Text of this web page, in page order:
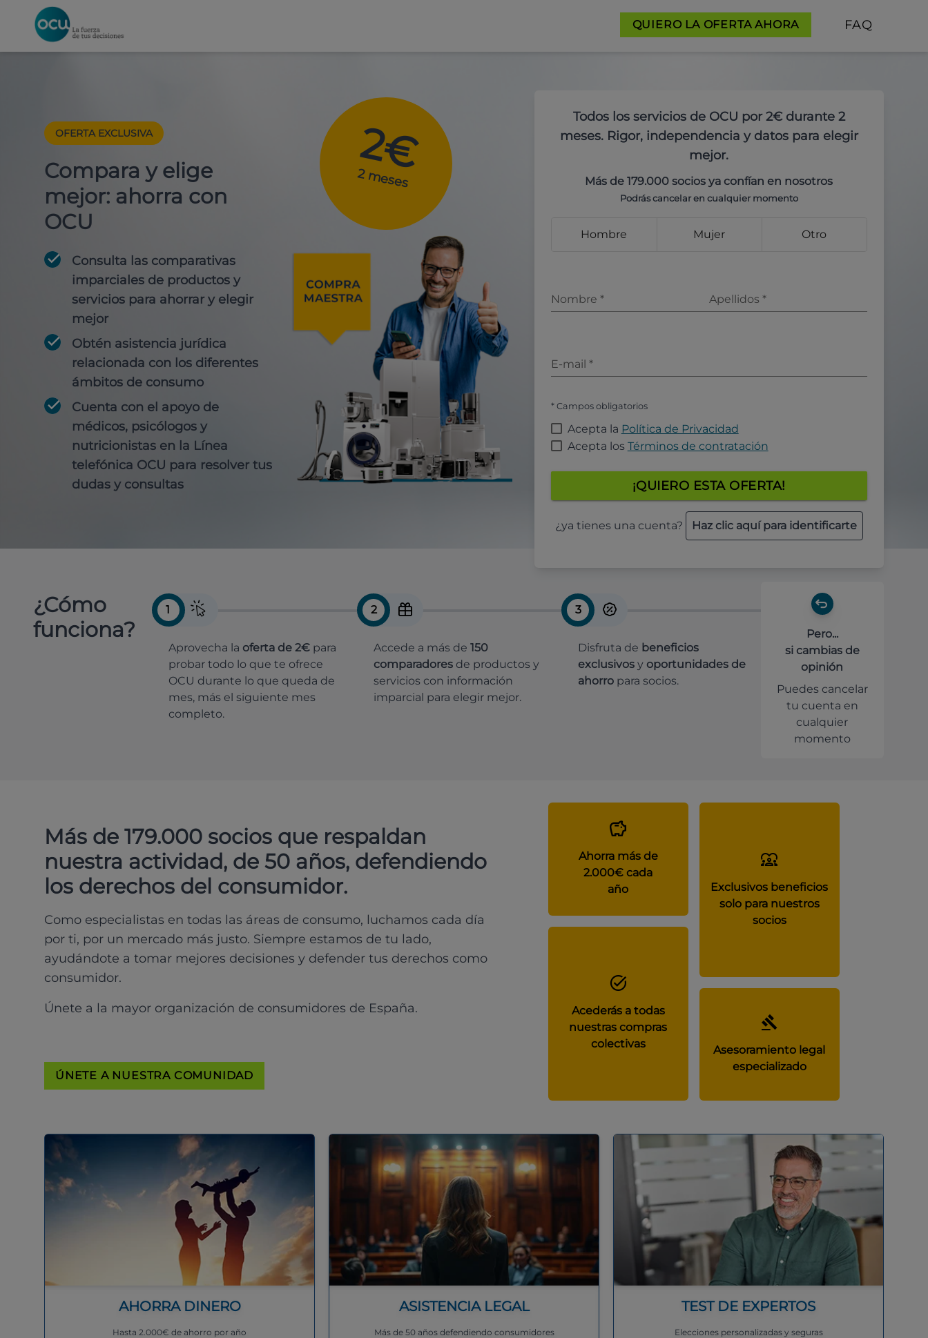
QUIERO LA OFERTA AHORA FAQ
OFERTA EXCLUSIVA
Compara y elige
mejor: ahorra con
OCU
Consulta las comparativas
imparciales de productos y
servicios para ahorrar y elegir
mejor
Obtén asistencia jurídica
relacionada con los diferentes
ámbitos de consumo
Cuenta con el apoyo de
médicos, psicólogos y
nutricionistas en la Línea
telefónica OCU para resolver tus
dudas y consultas
2€
2 meses
Todos los servicios de OCU por 2€ durante 2
meses. Rigor, independencia y datos para elegir
mejor.
Más de 179.000 socios ya confían en nosotros
Podrás cancelar en cualquier momento
Hombre Mujer Otro
Nombre * Apellidos *
E-mail *
* Campos obligatorios
Acepta la Política de Privacidad
Acepta los Términos de contratación
¡QUIERO ESTA OFERTA!
¿ya tienes una cuenta? Haz clic aquí para identificarte
¿Cómo
funciona?
1
Aprovecha la oferta de 2€ para
probar todo lo que te ofrece
OCU durante lo que queda de
mes, más el siguiente mes
completo.
2
Accede a más de 150
comparadoresde productos y
servicios con información
imparcial para elegir mejor.
3
Disfruta de beneficios
exclusivos y oportunidades de
ahorro para socios.
Pero...
si cambias de
opinión
Puedes cancelar
tu cuenta en
cualquier
momento
Más de 179.000 socios que respaldan
nuestra actividad, de 50 años, defendiendo
los derechos del consumidor.
Como especialistas en todas las áreas de consumo, luchamos cada día
por ti, por un mercado más justo. Siempre estamos de tu lado,
ayudándote a tomar mejores decisiones y defender tus derechos como
consumidor.
Únete a la mayor organización de consumidores de España.
ÚNETE A NUESTRA COMUNIDAD
Ahorra más de
2.000€ cada
año
Exclusivos beneficios
solo para nuestros
socios
Acederás a todas
nuestras compras
colectivas
Asesoramiento legal
especializado
AHORRA DINERO
Hasta 2.000€ de ahorro por año
ASISTENCIA LEGAL
Más de 50 años defendiendo consumidores
TEST DE EXPERTOS
Elecciones personalizadas y seguras